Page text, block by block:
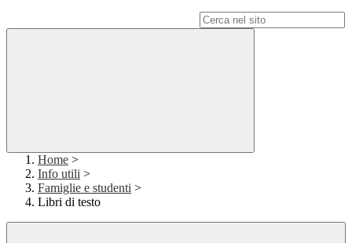
Home >
Info utili >
Famiglie e studenti >
Libri di testo